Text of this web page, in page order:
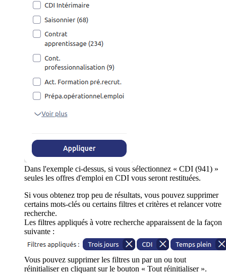
Dans l'exemple ci-dessus, si vous sélectionnez « CDI (941) »
seules les offres d'emploi en CDI vous seront restituées.
Si vous obtenez trop peu de résultats, vous pouvez supprimer
certains mots-clés ou certains filtres et critères et relancer votre
recherche.
Les filtres appliqués à votre recherche apparaissent de la façon
suivante :
Vous pouvez supprimer les filtres un par un ou tout
réinitialiser en cliquant sur le bouton « Tout réinitialiser ».